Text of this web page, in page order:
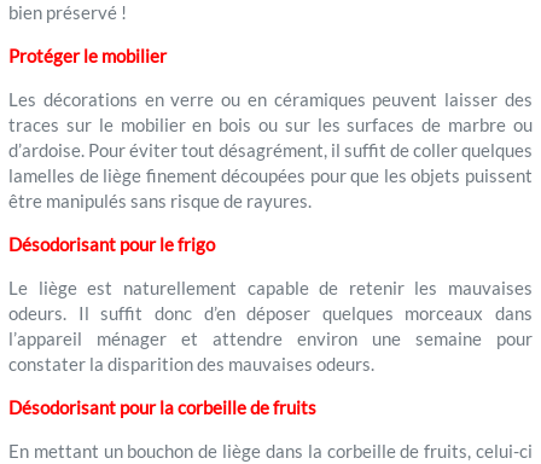
bien préservé !
Protéger le mobilier
Les décorations en verre ou en céramiques peuvent laisser des
traces sur le mobilier en bois ou sur les surfaces de marbre ou
d’ardoise. Pour éviter tout désagrément, il suffit de coller quelques
lamelles de liège finement découpées pour que les objets puissent
être manipulés sans risque de rayures.
Désodorisant pour le frigo
Le liège est naturellement capable de retenir les mauvaises
odeurs. Il suffit donc d’en déposer quelques morceaux dans
l’appareil ménager et attendre environ une semaine pour
constater la disparition des mauvaises odeurs.
Désodorisant pour la corbeille de fruits
En mettant un bouchon de liège dans la corbeille de fruits, celui-ci